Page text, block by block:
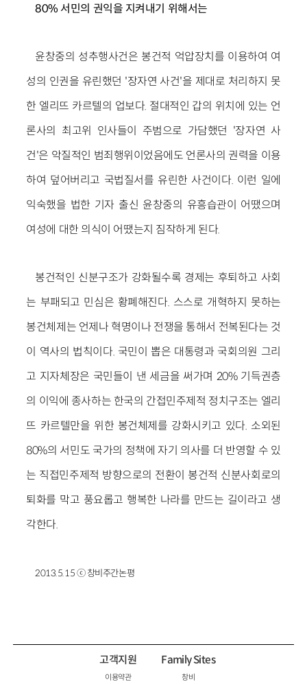
80% 서민의 권익을 지켜내기 위해서는
윤창중의 성추행사건은 봉건적 억압장치를 이용하여 여
성의 인권을 유린했던 '장자연 사건'을 제대로 처리하지 못
한 엘리뜨 카르텔의 업보다. 절대적인 갑의 위치에 있는 언
론사의 최고위 인사들이 주범으로 가담했던 '장자연 사
건'은 악질적인 범죄행위이었음에도 언론사의 권력을 이용
하여 덮어버리고 국법질서를 유린한 사건이다. 이런 일에
익숙했을 법한 기자 출신 윤창중의 유흥습관이 어땠으며
여성에 대한 의식이 어땠는지 짐작하게 된다.
봉건적인 신분구조가 강화될수록 경제는 후퇴하고 사회
는 부패되고 민심은 황폐해진다. 스스로 개혁하지 못하는
봉건체제는 언제나 혁명이나 전쟁을 통해서 전복된다는 것
이 역사의 법칙이다. 국민이 뽑은 대통령과 국회의원 그리
고 지자체장은 국민들이 낸 세금을 써가며 20% 기득권층
의 이익에 종사하는 한국의 간접민주제적 정치구조는 엘리
뜨 카르텔만을 위한 봉건체제를 강화시키고 있다. 소외된
80%의 서민도 국가의 정책에 자기 의사를 더 반영할 수 있
는 직접민주제적 방향으로의 전환이 봉건적 신분사회로의
퇴화를 막고 풍요롭고 행복한 나라를 만드는 길이라고 생
각한다.
2013.5.15 ⓒ 창비주간논평
고객지원
이용약관
Family Sites
창비